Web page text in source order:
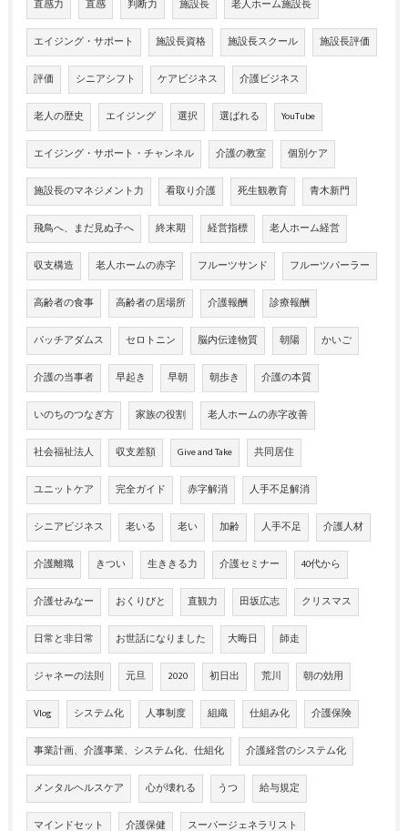
直感力 直感 判断力 施設長 老人ホーム施設長
エイジング・サポート 施設長資格 施設長スクール 施設長評価
評価 シニアシフト ケアビジネス 介護ビジネス
老人の歴史 エイジング 選択 選ばれる YouTube
エイジング・サポート・チャンネル 介護の教室 個別ケア
施設長のマネジメント力 看取り介護 死生観教育 青木新門
飛鳥へ、まだ見ぬ子へ 終末期 経営指標 老人ホーム経営
収支構造 老人ホームの赤字 フルーツサンド フルーツパーラー
高齢者の食事 高齢者の居場所 介護報酬 診療報酬
パッチアダムス セロトニン 脳内伝達物質 朝陽 かいご
介護の当事者 早起き 早朝 朝歩き 介護の本質
いのちのつなぎ方 家族の役割 老人ホームの赤字改善
社会福祉法人 収支差額 Give and Take 共同居住
ユニットケア 完全ガイド 赤字解消 人手不足解消
シニアビジネス 老いる 老い 加齢 人手不足 介護人材
介護離職 きつい 生ききる力 介護セミナー 40代から
介護せみなー おくりびと 直観力 田坂広志 クリスマス
日常と非日常 お世話になりました 大晦日 師走
ジャネーの法則 元旦 2020 初日出 荒川 朝の効用
Vlog システム化 人事制度 組織 仕組み化 介護保険
事業計画、介護事業、システム化、仕組化 介護経営のシステム化
メンタルヘルスケア 心が壊れる うつ 給与規定
マインドセット 介護保健 スーパージェネラリスト